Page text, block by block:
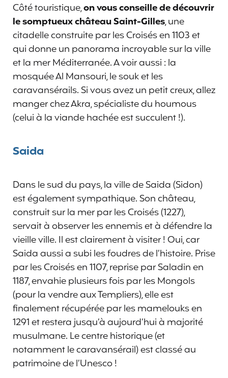
Côté touristique,on vous conseille de découvrir
le somptueux château Saint-Gilles, une
citadelle construite par les Croisés en 1103 et
qui donne un panorama incroyable sur la ville
et la mer Méditerranée. A voir aussi : la
mosquée Al Mansouri, le souk et les
caravansérails. Si vous avez un petit creux, allez
manger chez Akra, spécialiste du houmous
(celui à la viande hachée est succulent !).
Saida
Dans le sud du pays, la ville de Saida (Sidon)
est également sympathique. Son château,
construit sur la mer par les Croisés (1227),
servait à observer les ennemis et à défendre la
vieille ville. Il est clairement à visiter ! Oui, car
Saida aussi a subi les foudres de l’histoire. Prise
par les Croisés en 1107, reprise par Saladin en
1187, envahie plusieurs fois par les Mongols
(pour la vendre aux Templiers), elle est
finalement récupérée par les mamelouks en
1291 et restera jusqu’à aujourd’hui à majorité
musulmane. Le centre historique (et
notamment le caravansérail) est classé au
patrimoine de l’Unesco !